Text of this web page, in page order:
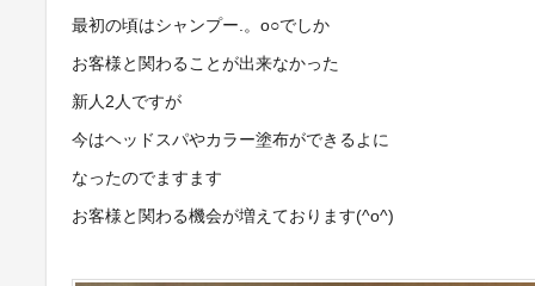
最初の頃はシャンプー.。o○でしか
お客様と関わることが出来なかった
新人2人ですが
今はヘッドスパやカラー塗布ができるよに
なったのでますます
お客様と関わる機会が増えております(^o^)